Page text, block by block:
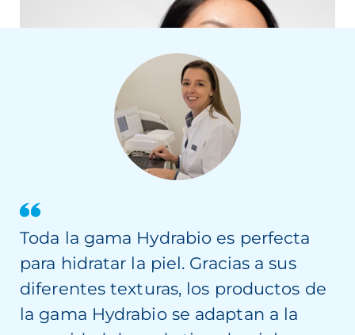
debes saber
Toda la gama Hydrabio es perfecta
para hidratar la piel. Gracias a sus
diferentes texturas, los productos de
la gama Hydrabio se adaptan a la